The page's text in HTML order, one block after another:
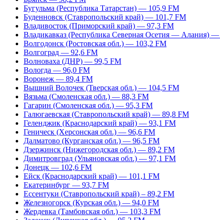
Бугульма (Республика Татарстан) — 105,9 FM
Буденновск (Ставропольский край) — 101,7 FM
Владивосток (Приморский край) — 97,3 FM
Владикавказ (Республика Северная Осетия — Алания)
Волгодонск (Ростовская обл.) — 103,2 FM
Волгоград — 92,6 FM
Волноваха (ДНР) — 99,5 FM
Вологда — 96,0 FM
Воронеж — 89,4 FM
Вышний Волочек (Тверская обл.) — 104,5 FM
Вязьма (Смоленская обл.) — 88,3 FM
Гагарин (Смоленская обл.) — 95,3 FM
Галюгаевская (Ставропольский край) — 89,8 FM
Геленджик (Краснодарский край) — 93,1 FM
Геническ (Херсонская обл.) — 96,6 FM
Далматово (Курганская обл.) — 96,5 FM
Дзержинск (Нижегородская обл.) — 89,2 FM
Димитровград (Ульяновская обл.) — 97,1 FM
Донецк — 102,6 FM
Ейск (Краснодарский край) — 101,1 FM
Екатеринбург — 93,7 FM
Ессентуки (Ставропольский край) – 89,2 FM
Железногорск (Курская обл.) — 94,0 FM
Жердевка (Тамбовская обл.) — 103,3 FM